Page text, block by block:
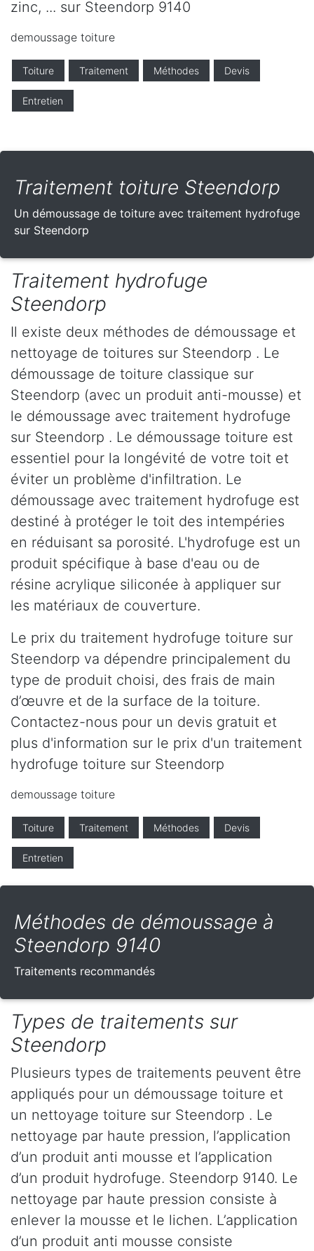
zinc, ... sur Steendorp 9140
demoussage toiture
Toiture Traitement Méthodes Devis
Entretien
Traitement toiture Steendorp
Un démoussage de toiture avec traitement hydrofuge
sur Steendorp
Traitement hydrofuge
Steendorp
Il existe deux méthodes de démoussage et
nettoyage de toitures sur Steendorp . Le
démoussage de toiture classique sur
Steendorp (avec un produit anti-mousse) et
le démoussage avec traitement hydrofuge
sur Steendorp . Le démoussage toiture est
essentiel pour la longévité de votre toit et
éviter un problème d'infiltration. Le
démoussage avec traitement hydrofuge est
destiné à protéger le toit des intempéries
en réduisant sa porosité. L'hydrofuge est un
produit spécifique à base d'eau ou de
résine acrylique siliconée à appliquer sur
les matériaux de couverture.
Le prix du traitement hydrofuge toiture sur
Steendorp va dépendre principalement du
type de produit choisi, des frais de main
d’œuvre et de la surface de la toiture.
Contactez-nous pour un devis gratuit et
plus d'information sur le prix d'un traitement
hydrofuge toiture sur Steendorp
demoussage toiture
Toiture Traitement Méthodes Devis
Entretien
Méthodes de démoussage à
Steendorp 9140
Traitements recommandés
Types de traitements sur
Steendorp
Plusieurs types de traitements peuvent être
appliqués pour un démoussage toiture et
un nettoyage toiture sur Steendorp . Le
nettoyage par haute pression, l’application
d’un produit anti mousse et l’application
d’un produit hydrofuge. Steendorp 9140. Le
nettoyage par haute pression consiste à
enlever la mousse et le lichen. L’application
d’un produit anti mousse consiste